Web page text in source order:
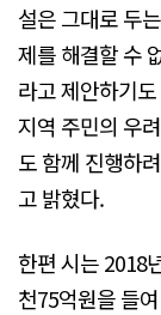
설은 그대로 두
제를 해결할 수
라고 제안하기
지역 주민의 우
도 함께 진행하
고 밝혔다.
한편 시는 2018
천75억원을 들